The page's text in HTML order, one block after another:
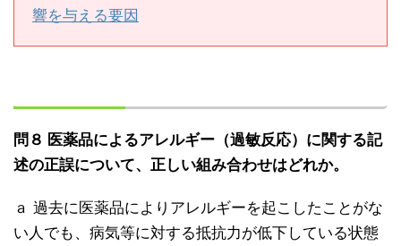
響を与える要因
問８ 医薬品によるアレルギー（過敏反応）に関する記
述の正誤について、正しい組み合わせはどれか。
ａ 過去に医薬品によりアレルギーを起こしたことがな
い人でも、病気等に対する抵抗力が低下している状態